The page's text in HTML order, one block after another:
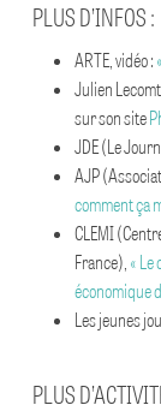
2 MILLIONS
QUOTIDIENNE
21/11 :
LA PRESSE
LA VALEUR
EVÈNEMENT
ACTUALITÉS
COLLÈGE
OMQ PAPIER
OUVRIR MON
RESSOURCES
LIENS
CONTACT
ÉQUIPE
PLUS D’INFOS :
ARTE, vidéo :
Julien
sur son site
JDE (Le
AJP
comment ça
CLEMI
France), « Le
économique
Les jeunes
PLUS